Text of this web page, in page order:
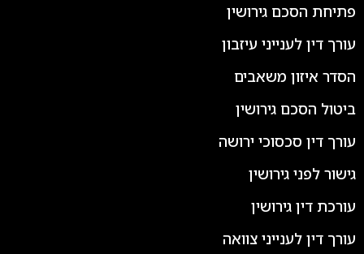
פתיחת הסכם גירושין
עורך דין לענייני עיזבון
הסדר איזון משאבים
ביטול הסכם גירושין
עורך דין סכסוכי ירושה
גישור לפני גירושין
עורכת דין גירושין
עורך דין לענייני צוואה